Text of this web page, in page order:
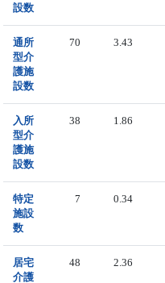
設数
通所
型介
護施
設数
70 3.43
入所
型介
護施
設数
38 1.86
特定
施設
数
7 0.34
居宅
介護
48 2.36